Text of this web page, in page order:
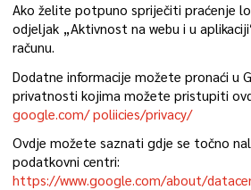
Ako želite potpuno spriječiti praćenje
odjeljak „Aktivnost na webu i u
računu.
Dodatne informacije možete pronaći u
privatnosti kojima možete pristupiti
google.com/ poliicies/privacy/
Ovdje možete saznati gdje se točno
podatkovni centri:
https://www.google.com/about/